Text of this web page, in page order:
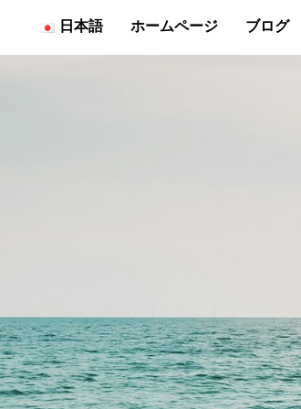
日本語 ホームページ ブログ